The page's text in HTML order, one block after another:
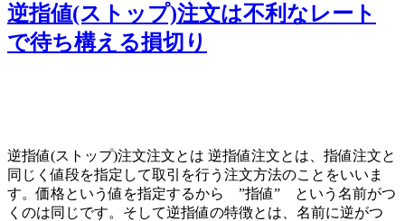
逆指値(ストップ)注文は不利なレート
で待ち構える損切り
逆指値(ストップ)注文注文とは 逆指値注文とは、指値注文と
同じく値段を指定して取引を行う注文方法のことをいいま
す。価格という値を指定するから ”指値” という名前がつ
くのは同じです。そして逆指値の特徴とは、名前に逆がつ